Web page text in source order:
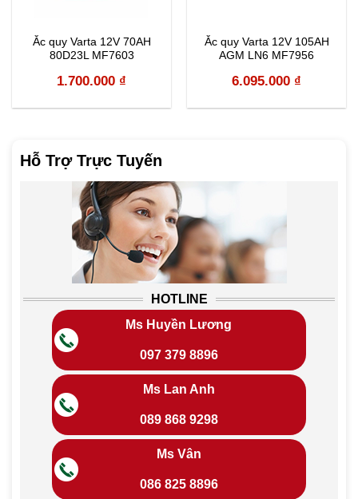
Hỗ Trợ Trực Tuyến
HOTLINE
Ms Huyền Lương
097 379 8896
Ms Lan Anh
089 868 9298
Ms Vân
086 825 8896
Ắc quy Varta 12V 70AH
80D23L MF7603
1.700.000 ₫
Ắc quy Varta 12V 105AH
AGM LN6 MF7956
6.095.000 ₫